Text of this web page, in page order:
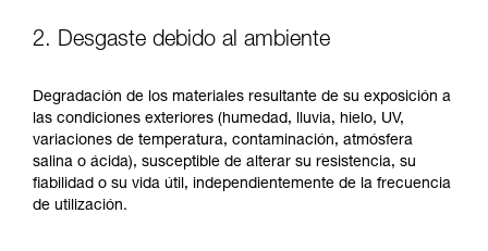
2. Desgaste debido al ambiente
Degradación de los materiales resultante de su exposición a
las condiciones exteriores (humedad, lluvia, hielo, UV,
variaciones de temperatura, contaminación, atmósfera
salina o ácida), susceptible de alterar su resistencia, su
fiabilidad o su vida útil, independientemente de la frecuencia
de utilización.